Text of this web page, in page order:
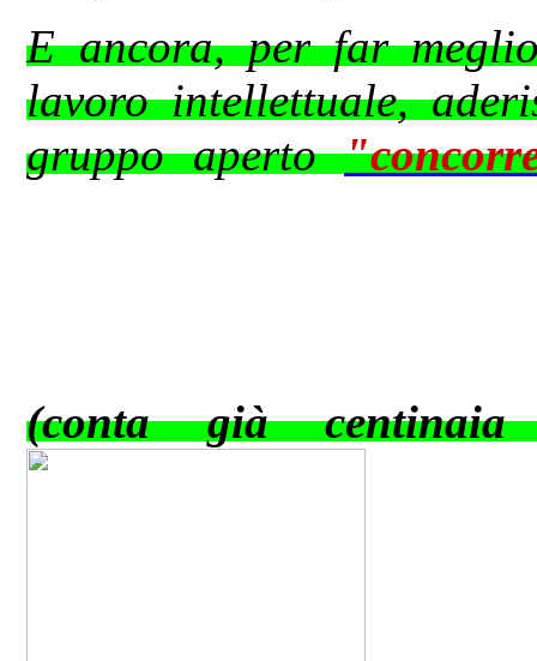
E ancora, per far
lavoro intellettuale,
gruppo aperto
(conta già